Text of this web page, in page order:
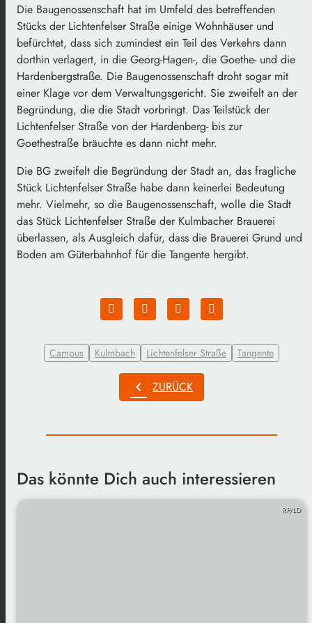
Die Baugenossenschaft hat im Umfeld des betreffenden
Stücks der Lichtenfelser Straße einige Wohnhäuser und
befürchtet, dass sich zumindest ein Teil des Verkehrs dann
dorthin verlagert, in die Georg-Hagen-, die Goethe- und die
Hardenbergstraße. Die Baugenossenschaft droht sogar mit
einer Klage vor dem Verwaltungsgericht. Sie zweifelt an der
Begründung, die die Stadt vorbringt. Das Teilstück der
Lichtenfelser Straße von der Hardenberg- bis zur
Goethestraße bräuchte es dann nicht mehr.
Die BG zweifelt die Begründung der Stadt an, das fragliche
Stück Lichtenfelser Straße habe dann keinerlei Bedeutung
mehr. Vielmehr, so die Baugenossenschaft, wolle die Stadt
das Stück Lichtenfelser Straße der Kulmbacher Brauerei
überlassen, als Ausgleich dafür, dass die Brauerei Grund und
Boden am Güterbahnhof für die Tangente hergibt.
Campus Kulmbach Lichtenfelser Straße Tangente
chevron_left ZURÜCK
Das könnte Dich auch interessieren
RP/LD